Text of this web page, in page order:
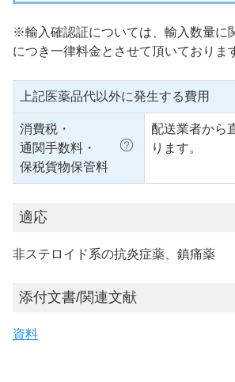
※輸入確認証については、輸入数量に
につき一律料金とさせて頂いておりま
上記医薬品代以外に発生する費用
消費税・
通関手数料・
保税貨物保管料
配送業者から
ります。
適応
非ステロイド系の抗炎症薬、鎮痛薬
添付文書/関連文献
資料